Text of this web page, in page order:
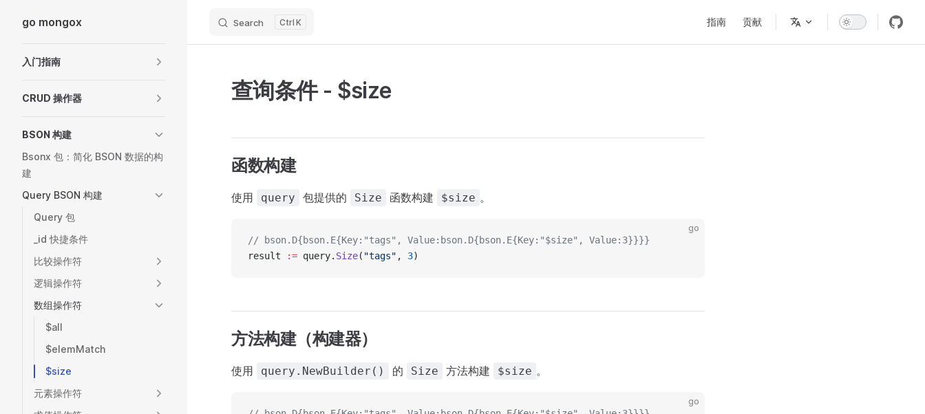
Skip to content
go mongox Search K 指南 贡献
入门指南
CRUD 操作器
BSON 构建
Bsonx 包：简化 BSON 数据的构
建
Query BSON 构建
Query 包
_id 快捷条件
比较操作符
逻辑操作符
数组操作符
$all
$elemMatch
$size
元素操作符
查询条件 - $size
函数构建
使用 query 包提供的 Size 函数构建 $size 。
go
// bson.D{bson.E{Key:"tags", Value:bson.D{bson.E{Key:"$size", Value:3}}}}
result
:= query. Size( "tags" , 3)
方法构建（构建器）
使用 query.NewBuilder() 的 Size 方法构建 $size 。
go